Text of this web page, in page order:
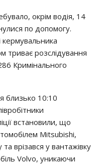
окрім водія, 14
по допомогу.
кермувальника
триває розслідування
Кримінального
близько 10:10
встановили, що
Mitsubishi,
врізався у вантажівку
Volvo, уникаючи